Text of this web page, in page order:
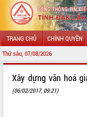
TRANG CHỦ CHÍNH QUYỀN
Thứ sáu, 07/08/2026 CHÀO
LÃNH ĐẠO UBND TỈNH
Xây dựng văn hoá
(06/02/2017, 09:21)